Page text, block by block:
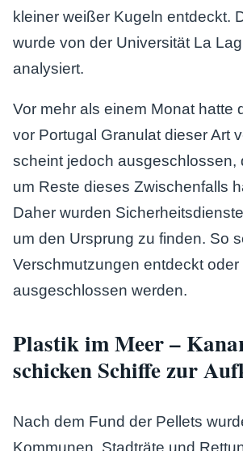
kleiner weißer Kugeln entdeckt.
wurde von der Universität La
analysiert.
Vor mehr als einem Monat hatte
vor Portugal Granulat dieser Art
scheint jedoch ausgeschlossen,
um Reste dieses Zwischenfalls
Daher wurden
um den Ursprung zu finden. So
Verschmutzungen entdeckt oder
ausgeschlossen werden.
Plastik im Meer –
schicken Schiffe zur
Nach dem Fund der Pellets
Kommunen, Stadträte und